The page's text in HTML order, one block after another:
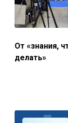
От «знания,
делать»